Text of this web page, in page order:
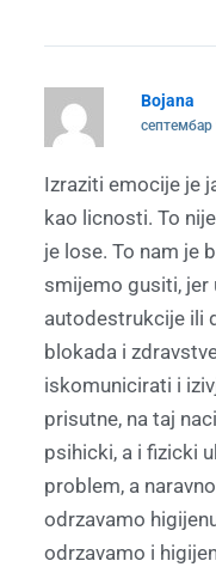
Bojana
Izraziti emocije je
kao licnosti. To
je lose. To nam je
smijemo gusiti,
autodestrukcije ili
blokada i
iskomunicirati i
prisutne, na taj
psihicki, a i fizicki
problem, a
odrzavamo
odrzavamo i